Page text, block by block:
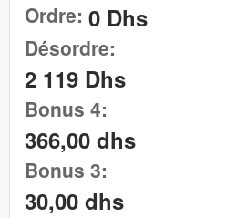
Ordre: 0 Dhs
Désordre:
2 119 Dhs
Bonus 4:
366,00 dhs
Bonus 3:
30,00 dhs